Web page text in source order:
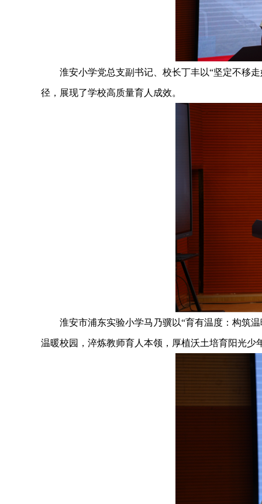
淮安小学党总支副书记、校长丁丰以“坚定不移走
径，展现了学校高质量育人成效。
淮安市浦东实验小学马乃骥以“育有温度：构筑温
温暖校园，淬炼教师育人本领，厚植沃土培育阳光